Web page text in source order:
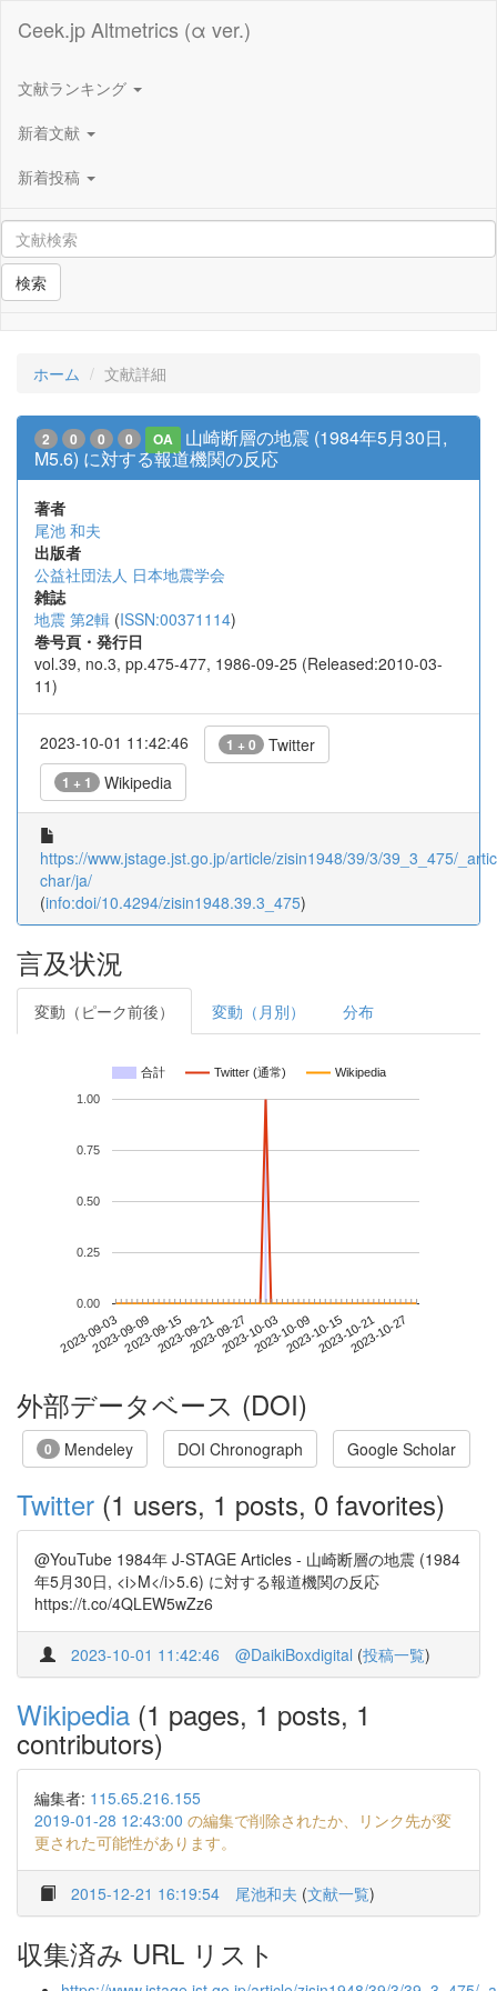
Ceek.jp Altmetrics (α ver.)
文献ランキング
新着文献
新着投稿
検索
ホーム 文献詳細
2 0 0 0 OA
山崎断層の地震 (1984年5月30日,
M5.6) に対する報道機関の反応
著者
尾池 和夫
出版者
公益社団法人 日本地震学会
雑誌
地震 第2輯 (ISSN:00371114)
巻号頁・発行日
vol.39, no.3, pp.475-477, 1986-09-25 (Released:2010-03-
11)
2023-10-01 11:42:46 1 + 0 Twitter
1 + 1 Wikipedia
https://www.jstage.jst.go.jp/article/zisin1948/39/3/39_3_475/
char/ja/
(info:doi/10.4294/zisin1948.39.3_475)
言及状況
変動（ピーク前後） 変動（月別） 分布
合計 Twitter (通常) Wikipedia
2023-09-032023-09-092023-09-152023-09-212023-09-272023-10-032023-10-092023-10-152023-10-212023-10-27
0.00
0.25
0.50
0.75
1.00
外部データベース (DOI)
0 Mendeley DOI Chronograph Google Scholar
Twitter (1 users, 1 posts, 0 favorites)
@YouTube 1984年 J-STAGE Articles - 山崎断層の地震 (1984
年5月30日, <i>M</i>5.6) に対する報道機関の反応
https://t.co/4QLEW5wZz6
2023-10-01 11:42:46 @DaikiBoxdigital (投稿一覧)
Wikipedia (1 pages, 1 posts, 1
contributors)
編集者: 115.65.216.155
2019-01-28 12:43:00 の編集で削除されたか、リンク先が変
更された可能性があります。
2015-12-21 16:19:54 尾池和夫 (文献一覧)
収集済み URL リスト